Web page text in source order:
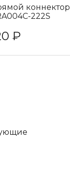
коннектор
222S
₽